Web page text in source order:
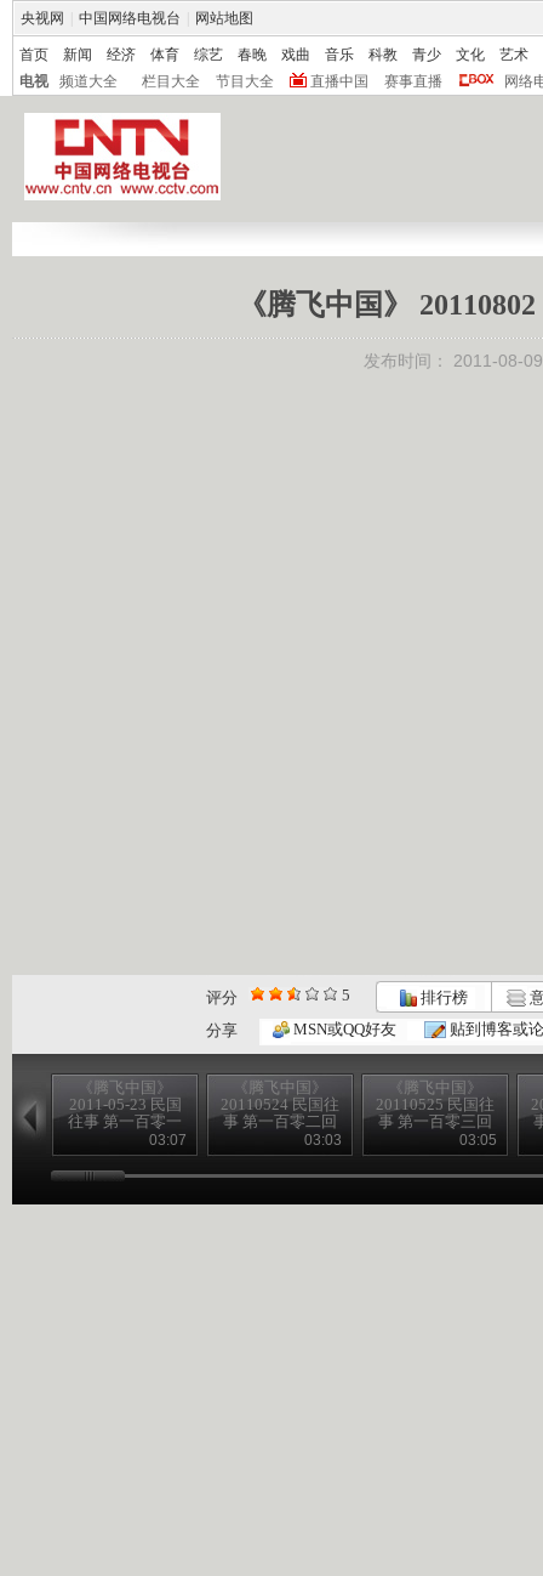
央视网 中国网络电视台 网站地图
首页 新闻 经济 体育 综艺 春晚 戏曲 音乐 科教 青少 文化
艺术
电视
频道大全 栏目大全 节目大全 直播中国 赛事直播 网络
《腾飞中国》
发布时间： 2011-08-
评分 5 排行榜
分享
MSN或QQ好友 贴到博客或
《腾飞中国》
2011-05-23 民国
往事 第一百零一
03:07
《腾飞中国》
20110524 民国往
事 第一百零二回
中共的一大
（下）
03:03
《腾飞中国》
20110525 民国往
事 第一百零三回
海员大罢工03:05